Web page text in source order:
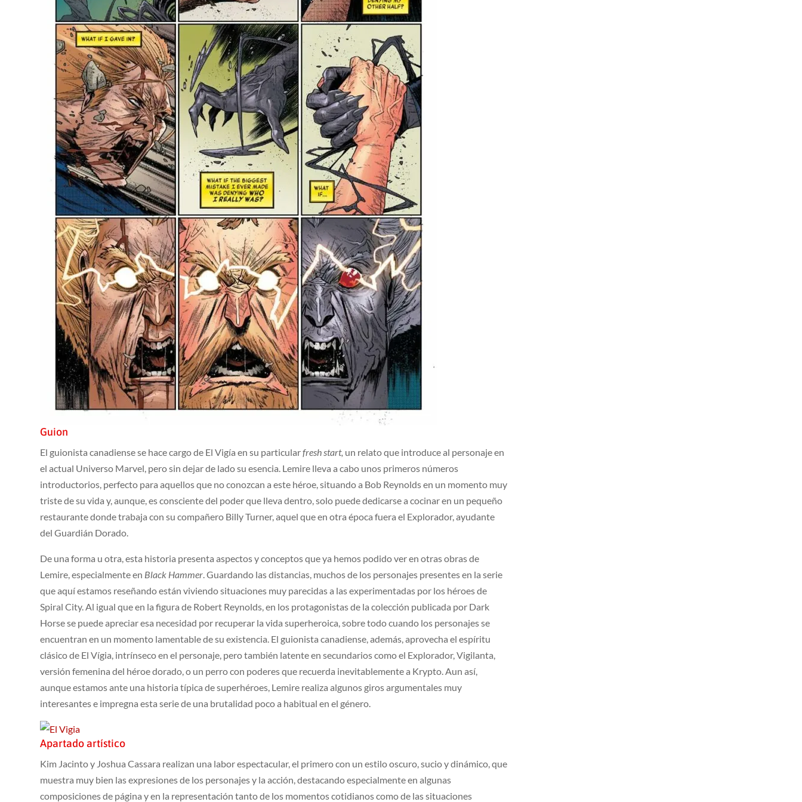
Guion
El guionista canadiense se hace cargo de El Vigía en su particularfresh start, un relato que introduce al personaje en
el actual Universo Marvel, pero sin dejar de lado su esencia. Lemire lleva a cabo unos primeros números
introductorios, perfecto para aquellos que no conozcan a este héroe, situando a Bob Reynolds en un momento muy
triste de su vida y, aunque, es consciente del poder que lleva dentro, solo puede dedicarse a cocinar en un pequeño
restaurante donde trabaja con su compañero Billy Turner, aquel que en otra época fuera el Explorador, ayudante
del Guardián Dorado.
De una forma u otra, esta historia presenta aspectos y conceptos que ya hemos podido ver en otras obras de
Lemire, especialmente en Black Hammer. Guardando las distancias, muchos de los personajes presentes en la serie
que aquí estamos reseñando están viviendo situaciones muy parecidas a las experimentadas por los héroes de
Spiral City. Al igual que en la figura de Robert Reynolds, en los protagonistas de la colección publicada por Dark
Horse se puede apreciar esa necesidad por recuperar la vida superheroica, sobre todo cuando los personajes se
encuentran en un momento lamentable de su existencia. El guionista canadiense, además, aprovecha el espíritu
clásico de El Vígia, intrínseco en el personaje, pero también latente en secundarios como el Explorador, Vigilanta,
versión femenina del héroe dorado, o un perro con poderes que recuerda inevitablemente a Krypto. Aun así,
aunque estamos ante una historia típica de superhéroes, Lemire realiza algunos giros argumentales muy
interesantes e impregna esta serie de una brutalidad poco a habitual en el género.
Apartado artístico
Kim Jacinto y Joshua Cassara realizan una labor espectacular, el primero con un estilo oscuro, sucio y dinámico, que
muestra muy bien las expresiones de los personajes y la acción, destacando especialmente en algunas
composiciones de página y en la representación tanto de los momentos cotidianos como de las situaciones